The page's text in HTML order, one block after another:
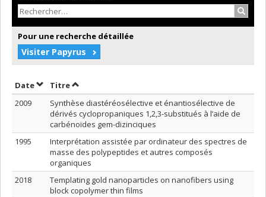
Pour une recherche détaillée
Visiter Papyrus
DateTrier par date en ordre décroissant
TitreTrier par titre en ordre décroissant
2009
Synthèse diastéréosélective et énantiosélective de
dérivés cyclopropaniques 1,2,3-substitués à l’aide de
carbénoïdes gem-dizinciques
1995
Interprétation assistée par ordinateur des spectres de
masse des polypeptides et autres composés
organiques
2018
Templating gold nanoparticles on nanofibers using
block copolymer thin films